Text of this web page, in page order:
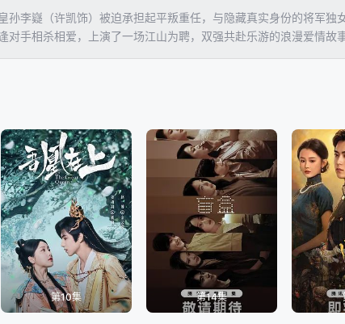
孙李嶷（许凯饰）被迫承担起平叛重任，与隐藏真实身份的将军独
手相杀相爱，上演了一场江山为聘，双强共赴乐游的浪漫爱情故事
第10集 第14集